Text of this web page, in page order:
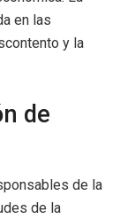
en las
y la
de
de la
de la